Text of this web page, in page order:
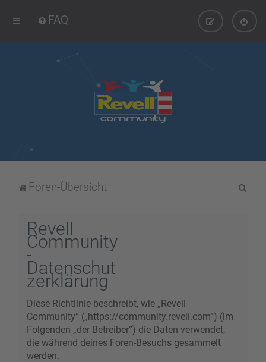
FAQ
Foren-Übersicht
Revell
Community
-
Datenschut
zerklärung
Diese Richtlinie beschreibt, wie „Revell
Community“ („https://community.revell.com“) (im
Folgenden „der Betreiber“) die Daten verwendet,
die während deines Foren-Besuchs gesammelt
werden.